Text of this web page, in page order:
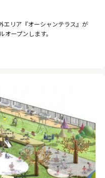
エリア『オーシャンテラス』が
ープンします。